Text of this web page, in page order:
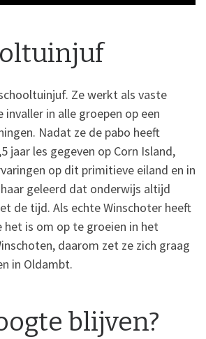
Ze werkt als vaste
invaller in alle groepen op een
Nadat ze de pabo heeft
jaar les gegeven op Corn Island,
op dit primitieve eiland en in
geleerd dat onderwijs altijd
de tijd. Als echte Winschoter heeft
het is om op te groeien in het
daarom zet ze zich graag
in Oldambt.
blijven?